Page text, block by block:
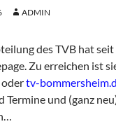
ADMIN
des TVB hat
Zu erreichen ist
odertv-
Termine und (ganz